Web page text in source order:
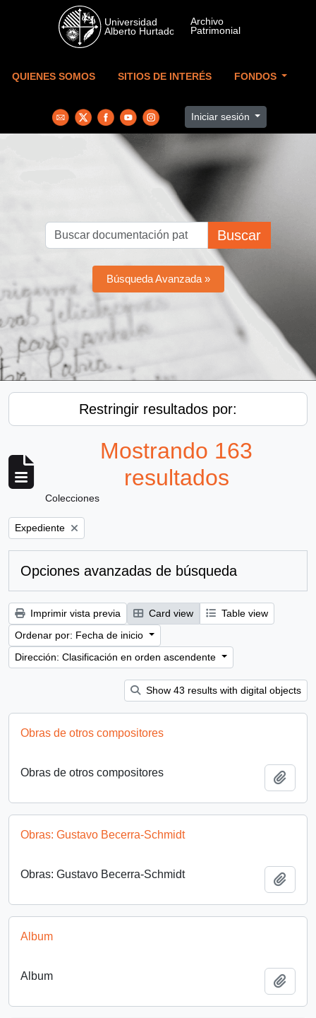
Skip to main content
QUIENES SOMOS SITIOS DE INTERÉS FONDOS
Iniciar sesión
Buscar
Búsqueda Avanzada »
Restringir resultados por:
Mostrando 163
resultados
Colecciones
Remove filter:
Expediente
Opciones avanzadas de búsqueda
Imprimir vista previa Card view
Table view
Ordenar por: Fecha de inicio
Dirección: Clasificación en orden ascendente
Show 43 results with digital objects
Obras de otros compositores
Obras de otros compositores
Obras: Gustavo Becerra-Schmidt
Obras: Gustavo Becerra-Schmidt
Album
Album